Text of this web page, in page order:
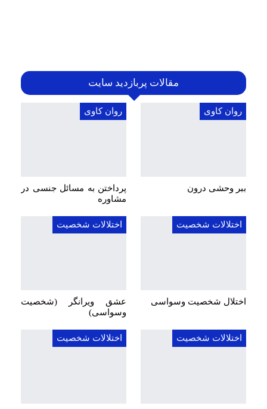
مقالات پربازدید سایت
روان کاوی
ببر وحشی درون
روان کاوی
پرداختن به مسائل جنسی در
مشاوره
اختلالات شخصیت
اختلال شخصیت وسواسی
اختلالات شخصیت
عشق ویرانگر (شخصیت
وسواسی)
اختلالات شخصیت اختلالات شخصیت